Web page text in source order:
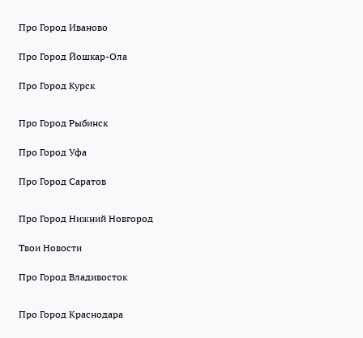
Про Город Иваново
Про Город Йошкар-Ола
Про Город Курск
Про Город Рыбинск
Про Город Уфа
Про Город Саратов
Про Город Нижний Новгород
Твои Новости
Про Город Владивосток
Про Город Краснодара